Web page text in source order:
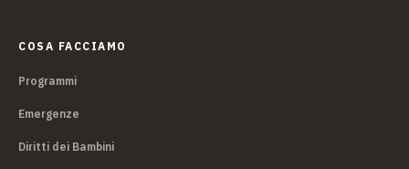
COSA FACCIAMO
Programmi
Emergenze
Diritti dei Bambini